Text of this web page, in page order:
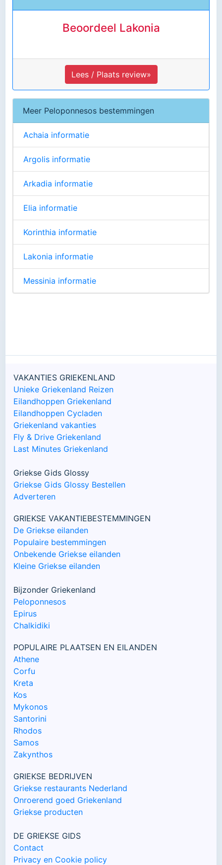
Beoordeel Lakonia
Lees / Plaats review»
Meer Peloponnesos bestemmingen
Achaia informatie
Argolis informatie
Arkadia informatie
Elia informatie
Korinthia informatie
Lakonia informatie
Messinia informatie
VAKANTIES GRIEKENLAND
Unieke Griekenland Reizen
Eilandhoppen Griekenland
Eilandhoppen Cycladen
Griekenland vakanties
Fly & Drive Griekenland
Last Minutes Griekenland
Griekse Gids Glossy
Griekse Gids Glossy Bestellen
Adverteren
GRIEKSE VAKANTIEBESTEMMINGEN
De Griekse eilanden
Populaire bestemmingen
Onbekende Griekse eilanden
Kleine Griekse eilanden
Bijzonder Griekenland
Peloponnesos
Epirus
Chalkidiki
POPULAIRE PLAATSEN EN EILANDEN
Athene
Corfu
Kreta
Kos
Mykonos
Santorini
Rhodos
Samos
Zakynthos
GRIEKSE BEDRIJVEN
Griekse restaurants Nederland
Onroerend goed Griekenland
Griekse producten
DE GRIEKSE GIDS
Contact
Privacy en Cookie policy